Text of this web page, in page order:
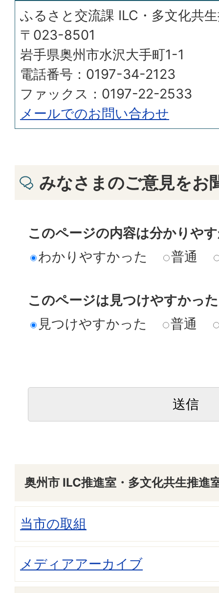
ふるさと交流課 ILC・多文化共
〒023-8501
岩手県奥州市水沢大手町1-1
電話番号：0197-34-2123
ファックス：0197-22-2533
メールでのお問い合わせ
みなさまのご意見をお
このページの内容は分かりや
わかりやすかった
普通
このページは見つけやすかっ
見つけやすかった
普通
奥州市 ILC推進室・多文化共生推進
当市の取組
メディアアーカイブ